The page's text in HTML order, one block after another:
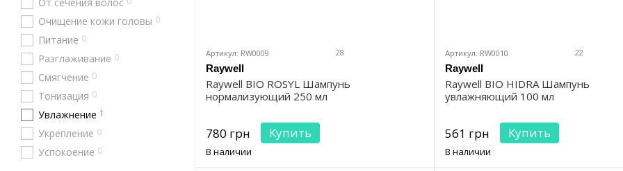
Артикул: RW0009 28
Raywell
Raywell BIO ROSYL Шампунь
нормализующий 250 мл
780 грн Купить
В наличии
Артикул: RW0010 22
Raywell
Raywell BIO HIDRA Шампунь
увлажняющий 100 мл
561 грн Купить
В наличии
Очищение кожи головы 0
Питание 0
Разглаживание 0
Смягчение 0
Тонизация 0
Увлажнение 1
Укрепление 0
Успокоение 0